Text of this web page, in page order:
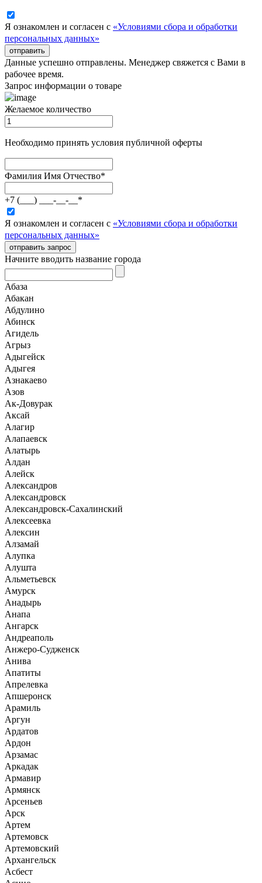
Я ознакомлен и согласен с «Условиями сбора и обработки
персональных данных»
отправить
Данные успешно отправлены. Менеджер свяжется с Вами в
рабочее время.
Запрос информации о товаре
Желаемое количество
Необходимо принять условия публичной оферты
Фамилия Имя Отчество*
+7 (___) ___-__-__ *
Я ознакомлен и согласен с «Условиями сбора и обработки
персональных данных»
отправить запрос
Начните вводить название города
Абаза
Абакан
Абдулино
Абинск
Агидель
Агрыз
Адыгейск
Адыгея
Азнакаево
Азов
Ак-Довурак
Аксай
Алагир
Алапаевск
Алатырь
Алдан
Алейск
Александров
Александровск
Александровск-Сахалинский
Алексеевка
Алексин
Алзамай
Алупка
Алушта
Альметьевск
Амурск
Анадырь
Анапа
Ангарск
Андреаполь
Анжеро-Судженск
Анива
Апатиты
Апрелевка
Апшеронск
Арамиль
Аргун
Ардатов
Ардон
Арзамас
Аркадак
Армавир
Армянск
Арсеньев
Арск
Артем
Артемовск
Артемовский
Архангельск
Асбест